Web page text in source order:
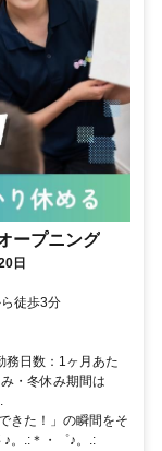
ープニング
日
徒歩3分
務日数：1ヶ月あた
・冬休み期間は
きた！」の瞬間をそ
。.:＊・゜♪。.: